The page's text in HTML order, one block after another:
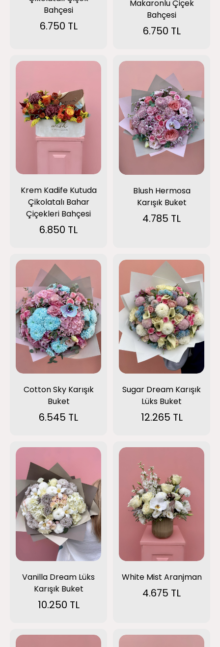
Bahçesi
6.750 TL
Makaronlu Çiçek
Bahçesi
6.750 TL
Krem Kadife Kutuda
Çikolatalı Bahar
Çiçekleri Bahçesi
6.850 TL
Blush Hermosa
Karışık Buket
4.785 TL
Cotton Sky Karışık
Buket
6.545 TL
Sugar Dream Karışık
Lüks Buket
12.265 TL
Vanilla Dream Lüks
Karışık Buket
10.250 TL
White Mist Aranjman
4.675 TL